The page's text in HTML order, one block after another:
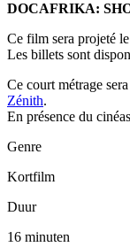
DOCAFRIKA:
Ce film sera projeté
Les billets sont
Ce court métrage
Zénith.
En présence du
Genre
Kortfilm
Duur
16 minuten